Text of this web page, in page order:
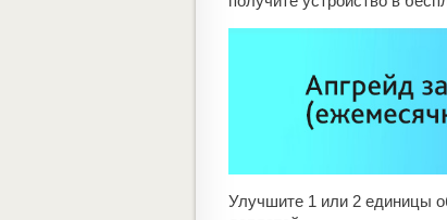
Улучшите 1 или 2 единицы